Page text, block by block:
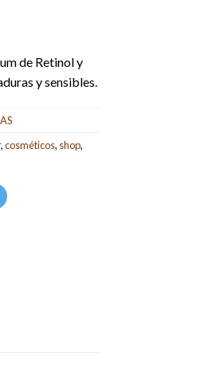
de Retinol y
y sensibles.
,cosméticos, shop,